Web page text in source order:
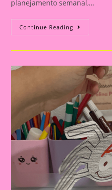
planejamento semanal,…
Continue Reading Atividade
Educativa
Dona
Aranha
Mais
Semanal
Na
Educação
Infantil